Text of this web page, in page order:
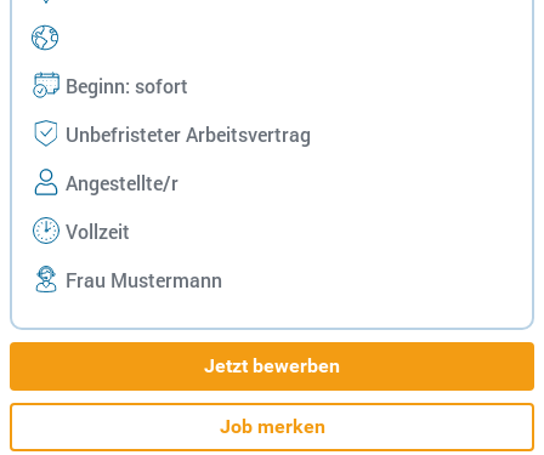
Beginn: sofort
Unbefristeter Arbeitsvertrag
Angestellte/r
Vollzeit
Frau Mustermann
Jetzt bewerben
Job merken